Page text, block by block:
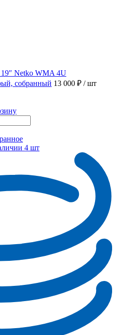
Netko WMA 4U
собранный 13 000 ₽ / шт
4 шт